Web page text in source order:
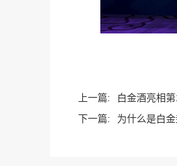
上一篇:
白金酒亮相
下一篇:
为什么是白